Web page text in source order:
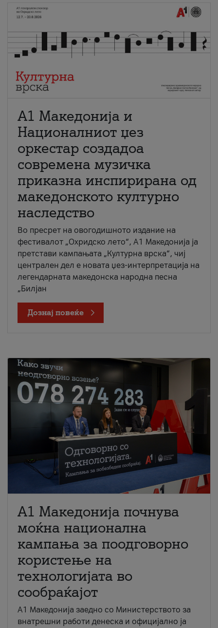
А1 Македонија и
Националниот џез
оркестар создадоа
современа музичка
приказна инспирирана од
македонското културно
наследство
Во пресрет на овогодишното издание на
фестивалот „Охридско лето“, А1 Македонија ја
претстави кампањата „Културна врска“, чиј
централен дел е новата џез-интерпретација на
легендарната македонска народна песна
„Билјан
Дознај повеќе
A1 Македонија почнува
моќна национална
кампања за поодговорно
користење на
технологијата во
сообраќајот
A1 Македонија заедно со Министерството за
внатрешни работи денеска и официјално ја